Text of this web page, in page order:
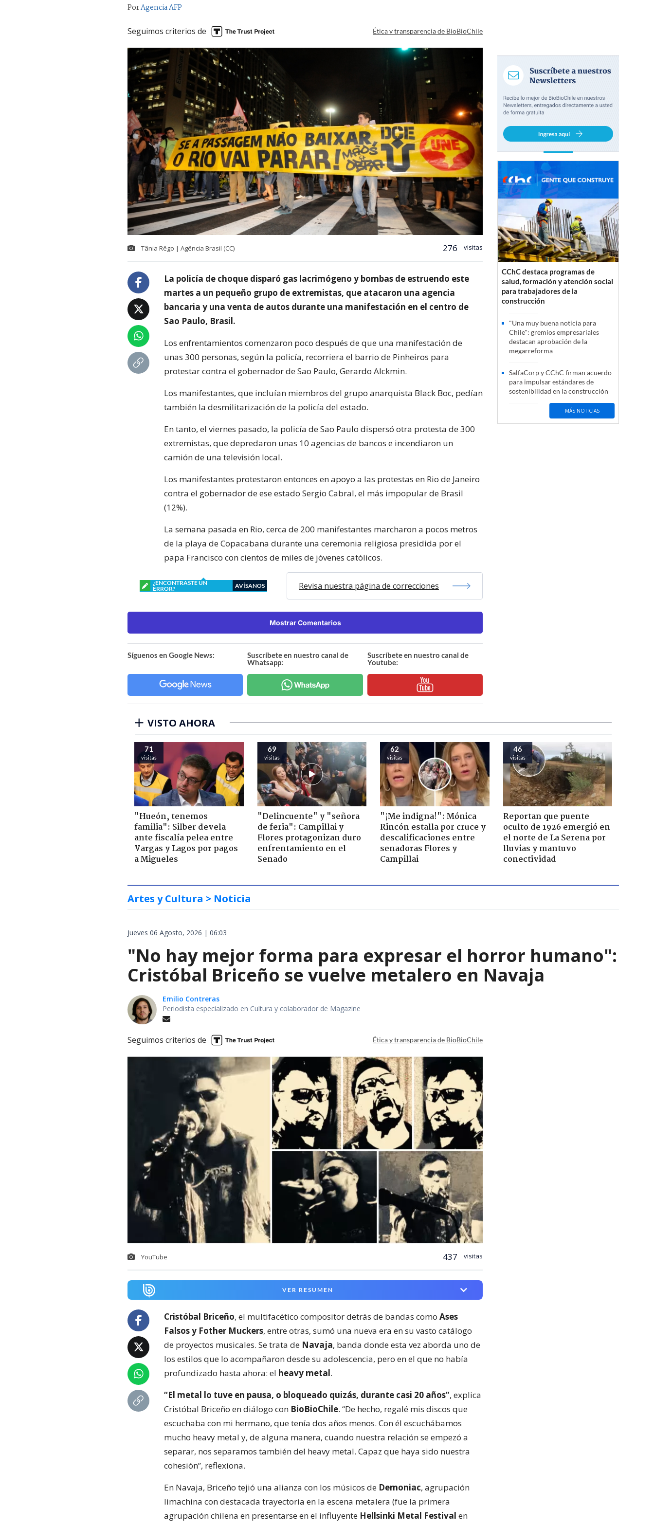
PorAgencia AFP
Seguimos criterios de Ética y transparencia de BioBioChile
Tânia Rêgo | Agência Brasil (CC) 276 visitas
La policía de choque disparó gas lacrimógeno y bombas de estruendo este
martes a un pequeño grupo de extremistas, que atacaron una agencia
bancaria y una venta de autos durante una manifestación en el centro de
Sao Paulo, Brasil.
Los enfrentamientos comenzaron poco después de que una manifestación de
unas 300 personas, según la policía, recorriera el barrio de Pinheiros para
protestar contra el gobernador de Sao Paulo, Gerardo Alckmin.
Los manifestantes, que incluían miembros del grupo anarquista Black Boc, pedían
también la desmilitarización de la policía del estado.
En tanto, el viernes pasado, la policía de Sao Paulo dispersó otra protesta de 300
extremistas, que depredaron unas 10 agencias de bancos e incendiaron un
camión de una televisión local.
Los manifestantes protestaron entonces en apoyo a las protestas en Rio de Janeiro
contra el gobernador de ese estado Sergio Cabral, el más impopular de Brasil
(12%).
La semana pasada en Rio, cerca de 200 manifestantes marcharon a pocos metros
de la playa de Copacabana durante una ceremonia religiosa presidida por el
papa Francisco con cientos de miles de jóvenes católicos.
¿ENCONTRASTE UN
ERROR?
AVÍSANOS Revisa nuestra página de correcciones
Mostrar Comentarios
Síguenos en Google News:
Suscríbete en nuestro canal de
Whatsapp:
Suscríbete en nuestro canal de
Youtube:
CChC destaca programas de
salud, formación y atención social
para trabajadores de la
construcción
"Una muy buena noticia para
Chile": gremios empresariales
destacan aprobación de la
megarreforma
SalfaCorp y CChC firman acuerdo
para impulsar estándares de
sostenibilidad en la construcción
MÁS NOTICIAS
VISTO AHORA
71
visitas
"Hueón, tenemos
familia": Silber devela
ante fiscalía pelea entre
Vargas y Lagos por pagos
a Migueles
69
visitas
"Delincuente" y "señora
de feria": Campillai y
Flores protagonizan duro
enfrentamiento en el
Senado
62
visitas
"¡Me indigna!": Mónica
Rincón estalla por cruce y
descalificaciones entre
senadoras Flores y
Campillai
46
visitas
Reportan que puente
oculto de 1926 emergió en
el norte de La Serena por
lluvias y mantuvo
conectividad
Artes y Cultura > Noticia
Jueves 06 Agosto, 2026 | 06:03
"No hay mejor forma para expresar el horror humano":
Cristóbal Briceño se vuelve metalero en Navaja
Emilio Contreras
Periodista especializado en Cultura y colaborador de Magazine
Seguimos criterios de Ética y transparencia de BioBioChile
YouTube 437 visitas
VER RESUMEN
Cristóbal Briceño, el multifacético compositor detrás de bandas como Ases
Falsos y Fother Muckers, entre otras, sumó una nueva era en su vasto catálogo
de proyectos musicales. Se trata de Navaja, banda donde esta vez aborda uno de
los estilos que lo acompañaron desde su adolescencia, pero en el que no había
profundizado hasta ahora: el heavy metal.
“El metal lo tuve en pausa, o bloqueado quizás, durante casi 20 años”, explica
Cristóbal Briceño en diálogo con BioBioChile. “De hecho, regalé mis discos que
escuchaba con mi hermano, que tenía dos años menos. Con él escuchábamos
mucho heavy metal y, de alguna manera, cuando nuestra relación se empezó a
separar, nos separamos también del heavy metal. Capaz que haya sido nuestra
cohesión”, reflexiona.
En Navaja, Briceño tejió una alianza con los músicos de Demoniac, agrupación
limachina con destacada trayectoria en la escena metalera (fue la primera
agrupación chilena en presentarse en el influyente Hellsinki Metal Festival en